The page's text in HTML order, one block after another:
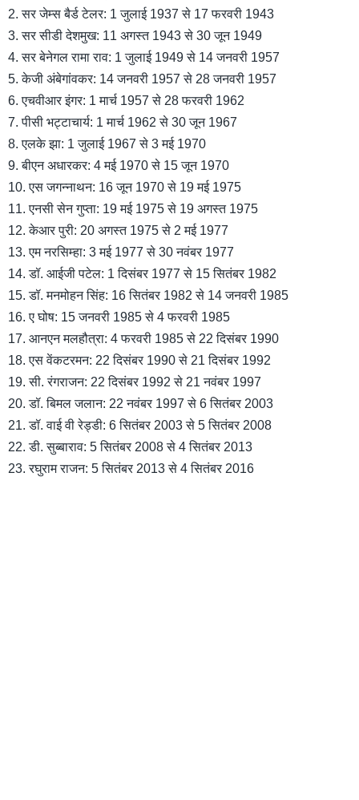
2. सर जेम्स बैर्ड टेलर: 1 जुलाई 1937 से 17 फरवरी 1943
3. सर सीडी देशमुख: 11 अगस्त 1943 से 30 जून 1949
4. सर बेनेगल रामा राव: 1 जुलाई 1949 से 14 जनवरी 1957
5. केजी अंबेगांवकर: 14 जनवरी 1957 से 28 जनवरी 1957
6. एचवीआर इंगर: 1 मार्च 1957 से 28 फरवरी 1962
7. पीसी भट्टाचार्य: 1 मार्च 1962 से 30 जून 1967
8. एलके झा: 1 जुलाई 1967 से 3 मई 1970
9. बीएन अधारकर: 4 मई 1970 से 15 जून 1970
10. एस जगन्नाथन: 16 जून 1970 से 19 मई 1975
11. एनसी सेन गुप्ता: 19 मई 1975 से 19 अगस्त 1975
12. केआर पुरी: 20 अगस्त 1975 से 2 मई 1977
13. एम नरसिम्हा: 3 मई 1977 से 30 नवंबर 1977
14. डॉ. आईजी पटेल: 1 दिसंबर 1977 से 15 सितंबर 1982
15. डॉ. मनमोहन सिंह: 16 सितंबर 1982 से 14 जनवरी 1985
16. ए घोष: 15 जनवरी 1985 से 4 फरवरी 1985
17. आनएन मलहौत्रा: 4 फरवरी 1985 से 22 दिसंबर 1990
18. एस वेंकटरमन: 22 दिसंबर 1990 से 21 दिसंबर 1992
19. सी. रंगराजन: 22 दिसंबर 1992 से 21 नवंबर 1997
20. डॉ. बिमल जलान: 22 नवंबर 1997 से 6 सितंबर 2003
21. डॉ. वाई वी रेड्डी: 6 सितंबर 2003 से 5 सितंबर 2008
22. डी. सुब्बाराव: 5 सितंबर 2008 से 4 सितंबर 2013
23. रघुराम राजन: 5 सितंबर 2013 से 4 सितंबर 2016